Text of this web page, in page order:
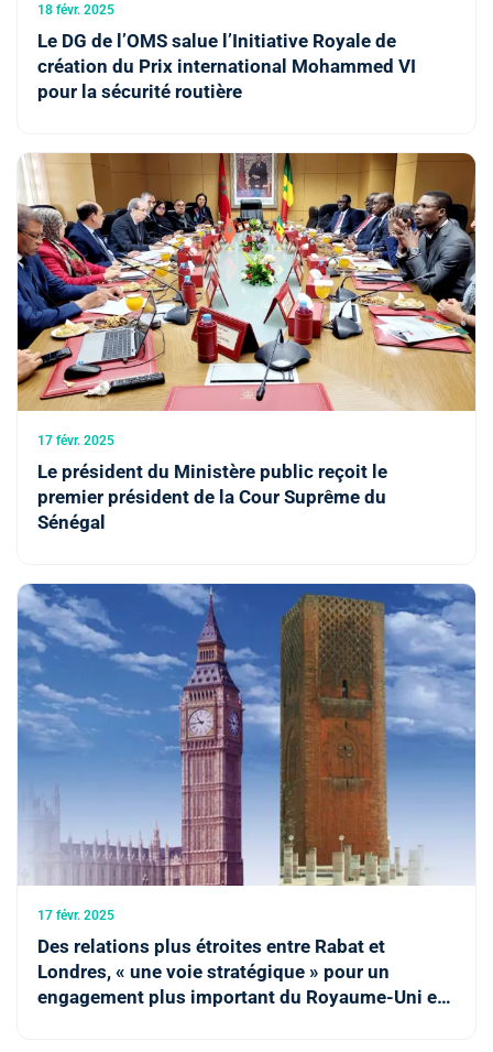
18 févr. 2025
Le DG de l’OMS salue l’Initiative Royale de
création du Prix international Mohammed VI
pour la sécurité routière
17 févr. 2025
Le président du Ministère public reçoit le
premier président de la Cour Suprême du
Sénégal
17 févr. 2025
Des relations plus étroites entre Rabat et
Londres, « une voie stratégique » pour un
engagement plus important du Royaume-Uni en